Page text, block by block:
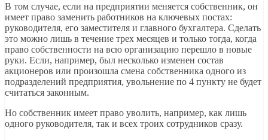
В том случае, если на предприятии меняется собственник, он
имеет право заменить работников на ключевых постах:
руководителя, его заместителя и главного бухгалтера. Сделать
это можно лишь в течение трех месяцев и только тогда, когда
право собственности на всю организацию перешло в новые
руки. Если, например, был несколько изменен состав
акционеров или произошла смена собственника одного из
подразделений предприятия, увольнение по 4 пункту не будет
считаться законным.
Но собственник имеет право уволить, например, как лишь
одного руководителя, так и всех троих сотрудников сразу.